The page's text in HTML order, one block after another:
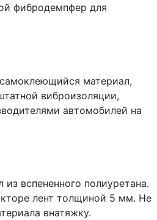
фибродемпфер для
материал,
виброизоляции,
автомобилей на
вспененного полиуретана.
лент толщиной 5 мм. Не
внатяжку.